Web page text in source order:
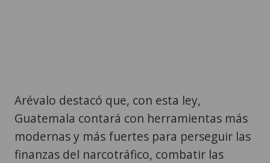
Arévalo destacó que, con esta ley,
Guatemala contará con herramientas más
modernas y más fuertes para perseguir las
finanzas del narcotráfico, combatir las